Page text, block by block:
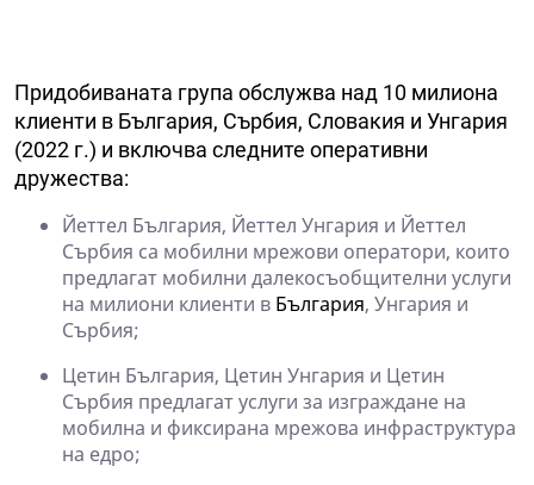
Придобиваната група обслужва над 10 милиона
клиенти в България, Сърбия, Словакия и Унгария
(2022 г.) и включва следните оперативни
дружества:
Йеттел България, Йеттел Унгария и Йеттел
Сърбия са мобилни мрежови оператори, които
предлагат мобилни далекосъобщителни услуги
на милиони клиенти в България, Унгария и
Сърбия;
Цетин България, Цетин Унгария и Цетин
Сърбия предлагат услуги за изграждане на
мобилна и фиксирана мрежова инфраструктура
на едро;